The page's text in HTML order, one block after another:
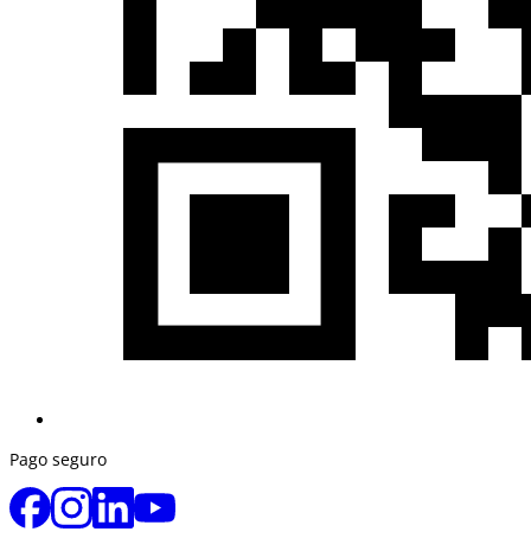
Pago seguro